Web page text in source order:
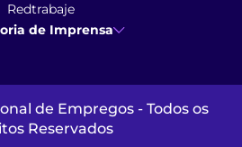
Redtrabaje
de Imprensa
(41) 9 9102-1413
de Empregos - Todos os
Reservados